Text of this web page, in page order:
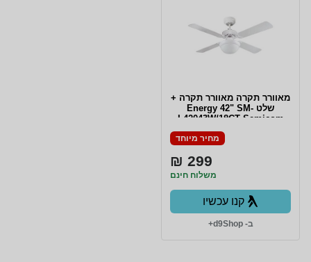
מאוורר תקרה מאוורר תקרה +
שלט Energy 42" SM-
L42043W/18CT Semicom
מחיר מיוחד
299 ₪
משלוח חינם
קנו עכשיו
ב- d9Shop+